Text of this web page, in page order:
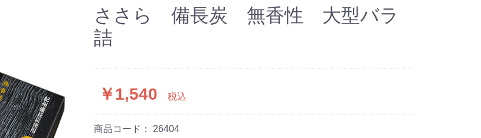
ささら 備長炭 無香性 大型バラ
詰
￥1,540 税込
商品コード： 26404